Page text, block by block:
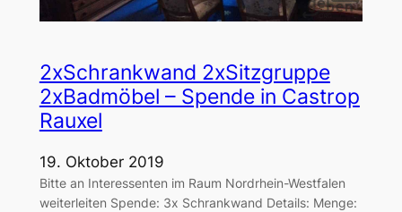
2xSchrankwand 2xSitzgruppe
2xBadmöbel – Spende in Castrop
Rauxel
19. Oktober 2019
Bitte an Interessenten im Raum Nordrhein-Westfalen
weiterleiten Spende: 3x Schrankwand Details: Menge: